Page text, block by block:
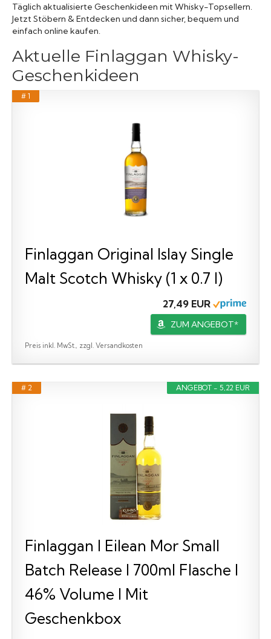
Täglich aktualisierte Geschenkideen mit Whisky-Topsellern.
Jetzt Stöbern & Entdecken und dann sicher, bequem und
einfach online kaufen.
Aktuelle Finlaggan Whisky-
Geschenkideen
# 1
Finlaggan Original Islay Single
Malt Scotch Whisky (1 x 0.7 l)
27,49 EUR
ZUM ANGEBOT*
Preis inkl. MwSt., zzgl. Versandkosten
ANGEBOT - 5,22 EUR
# 2
Finlaggan I Eilean Mor Small
Batch Release I 700ml Flasche I
46% Volume I Mit
Geschenkbox